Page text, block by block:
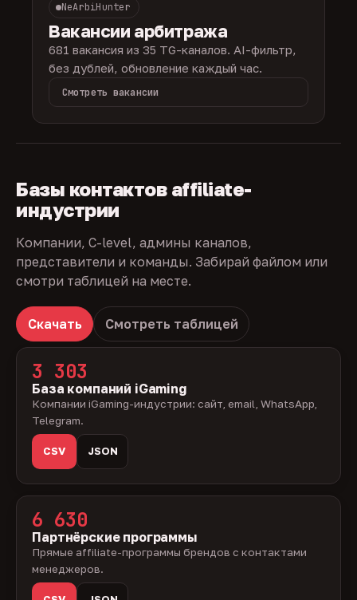
NeArbiHunter
Вакансии арбитража
681 вакансия из 35 TG-каналов. AI-фильтр,
без дублей, обновление каждый час.
Смотреть вакансии
Базы контактов affiliate-
индустрии
Компании, C-level, админы каналов,
представители и команды. Забирай файлом или
смотри таблицей на месте.
Скачать Смотреть таблицей
3 303
База компаний iGaming
Компании iGaming-индустрии: сайт, email, WhatsApp,
Telegram.
CSV JSON
6 630
Партнёрские программы
Прямые affiliate-программы брендов с контактами
менеджеров.